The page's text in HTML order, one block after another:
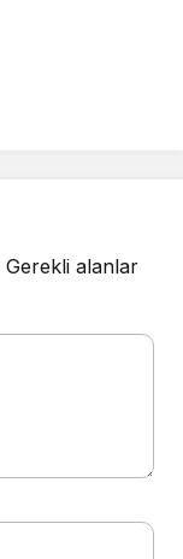
Gerekli alanlar